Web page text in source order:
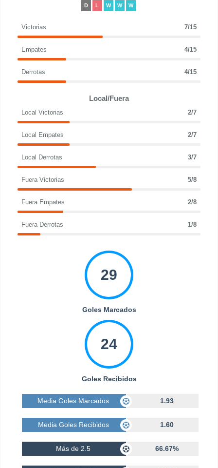
D L W W W
Victorias 7/15
Empates 4/15
Derrotas 4/15
Local/Fuera
Local Victorias 2/7
Local Empates 2/7
Local Derrotas 3/7
Fuera Victorias 5/8
Fuera Empates 2/8
Fuera Derrotas 1/8
29
Goles Marcados
24
Goles Recibidos
Media Goles Marcados 1.93
Media Goles Recibidos 1.60
Más de 2.5 66.67%